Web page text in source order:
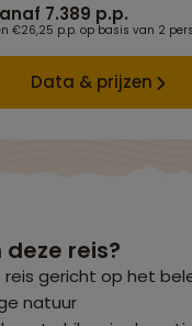
7.389 p.p.
€26,25 p.p. op basis van 2
Data & prijzen
reis?
gericht op het
natuur